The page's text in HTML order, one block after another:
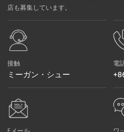
店も募集しています。
接触
ミーガン・シュー
電